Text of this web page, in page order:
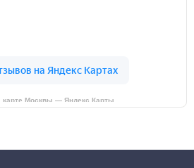
карте Москвы — Яндекс Карты